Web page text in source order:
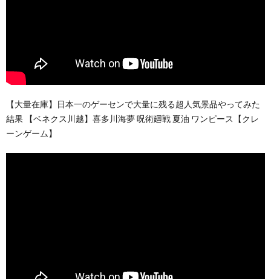
【大量在庫】日本一のゲーセンで大量に残る超人気景品やってみた
結果 【ベネクス川越】喜多川海夢 呪術廻戦 夏油 ワンピース【クレ
ーンゲーム】